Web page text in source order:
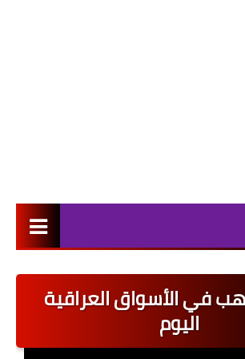
اخبار القطاع العام
اخبار القطاع الخاص
في الأسواق العراقية
اليوم